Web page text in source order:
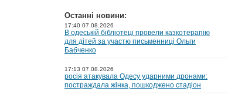
Останні новини:
17:40 07.08.2026
В одеській бібліотеці провели казкотерапію
для дітей за участю письменниці Ольги
Бабченко
17:13 07.08.2026
росія атакувала Одесу ударними дронами:
постраждала жінка, пошкоджено стадіон